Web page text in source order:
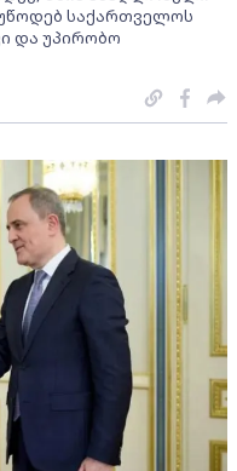
საქართველოს
და უპირობო